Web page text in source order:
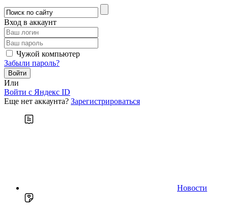
Вход в аккаунт
Чужой компьютер
Забыли пароль?
Или
Войти c Яндекс ID
Еще нет аккаунта? Зарегистрироваться
Новости